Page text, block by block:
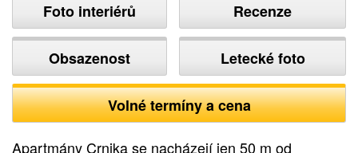
Foto interiérů
Obsazenost
Recenze
Letecké foto
Volné termíny a cena
Apartmány Crnika se nacházejí jen 50 m od